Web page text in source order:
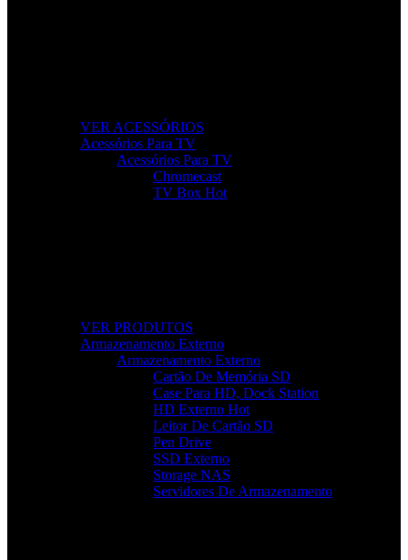
VER ACESSÓRIOS
Acessórios Para TV
Acessórios Para TV
Chromecast
TV Box Hot
VER PRODUTOS
Armazenamento Externo
Armazenamento Externo
Cartão De Memória SD
Case Para HD, Dock Station
HD Externo Hot
Leitor De Cartão SD
Pen Drive
SSD Externo
Storage NAS
Servidores De Armazenamento